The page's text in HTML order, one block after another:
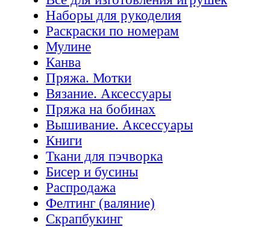
Наборы для рукоделия
Раскраски по номерам
Мулине
Канва
Пряжа. Мотки
Вязание. Аксессуары
Пряжа на бобинах
Вышивание. Аксессуары
Книги
Ткани для пэчворка
Бисер и бусины
Распродажа
Фелтинг (валяние)
Скрапбукинг